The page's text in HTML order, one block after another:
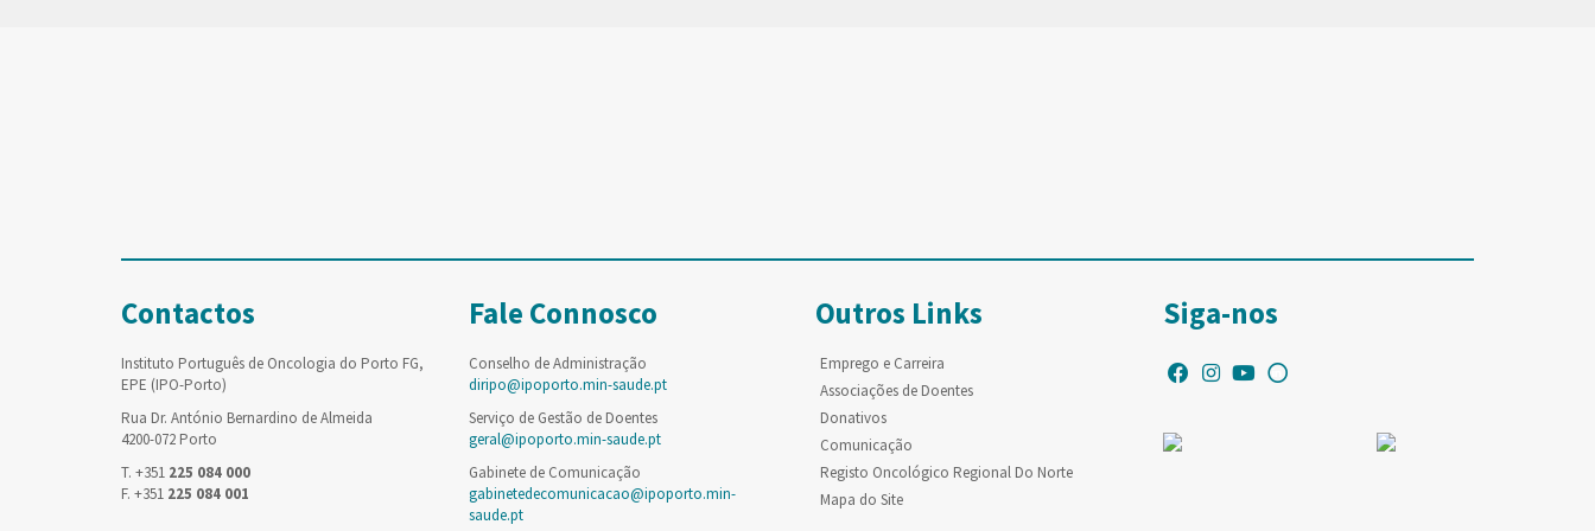
Contactos
Instituto Português de Oncologia do Porto FG,
EPE (IPO-Porto)
Rua Dr. António Bernardino de Almeida
4200-072 Porto
T. +351 225 084 000
F. +351 225 084 001
Fale Connosco
Conselho de Administração
diripo@ipoporto.min-saude.pt
Serviço de Gestão de Doentes
geral@ipoporto.min-saude.pt
Gabinete de Comunicação
gabinetedecomunicacao@ipoporto.min-
saude.pt
Outros Links
Emprego e Carreira
Associações de Doentes
Donativos
Comunicação
Registo Oncológico Regional Do Norte
Mapa do Site
Siga-nos